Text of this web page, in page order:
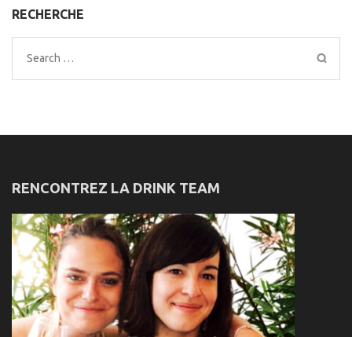
RECHERCHE
Search
for:
RENCONTREZ LA DRINK TEAM